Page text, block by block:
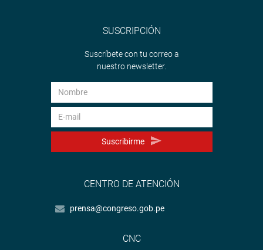
SUSCRIPCIÓN
Suscríbete con tu correo a
nuestro newsletter.
Suscribirme
CENTRO DE ATENCIÓN
prensa@congreso.gob.pe
CNC